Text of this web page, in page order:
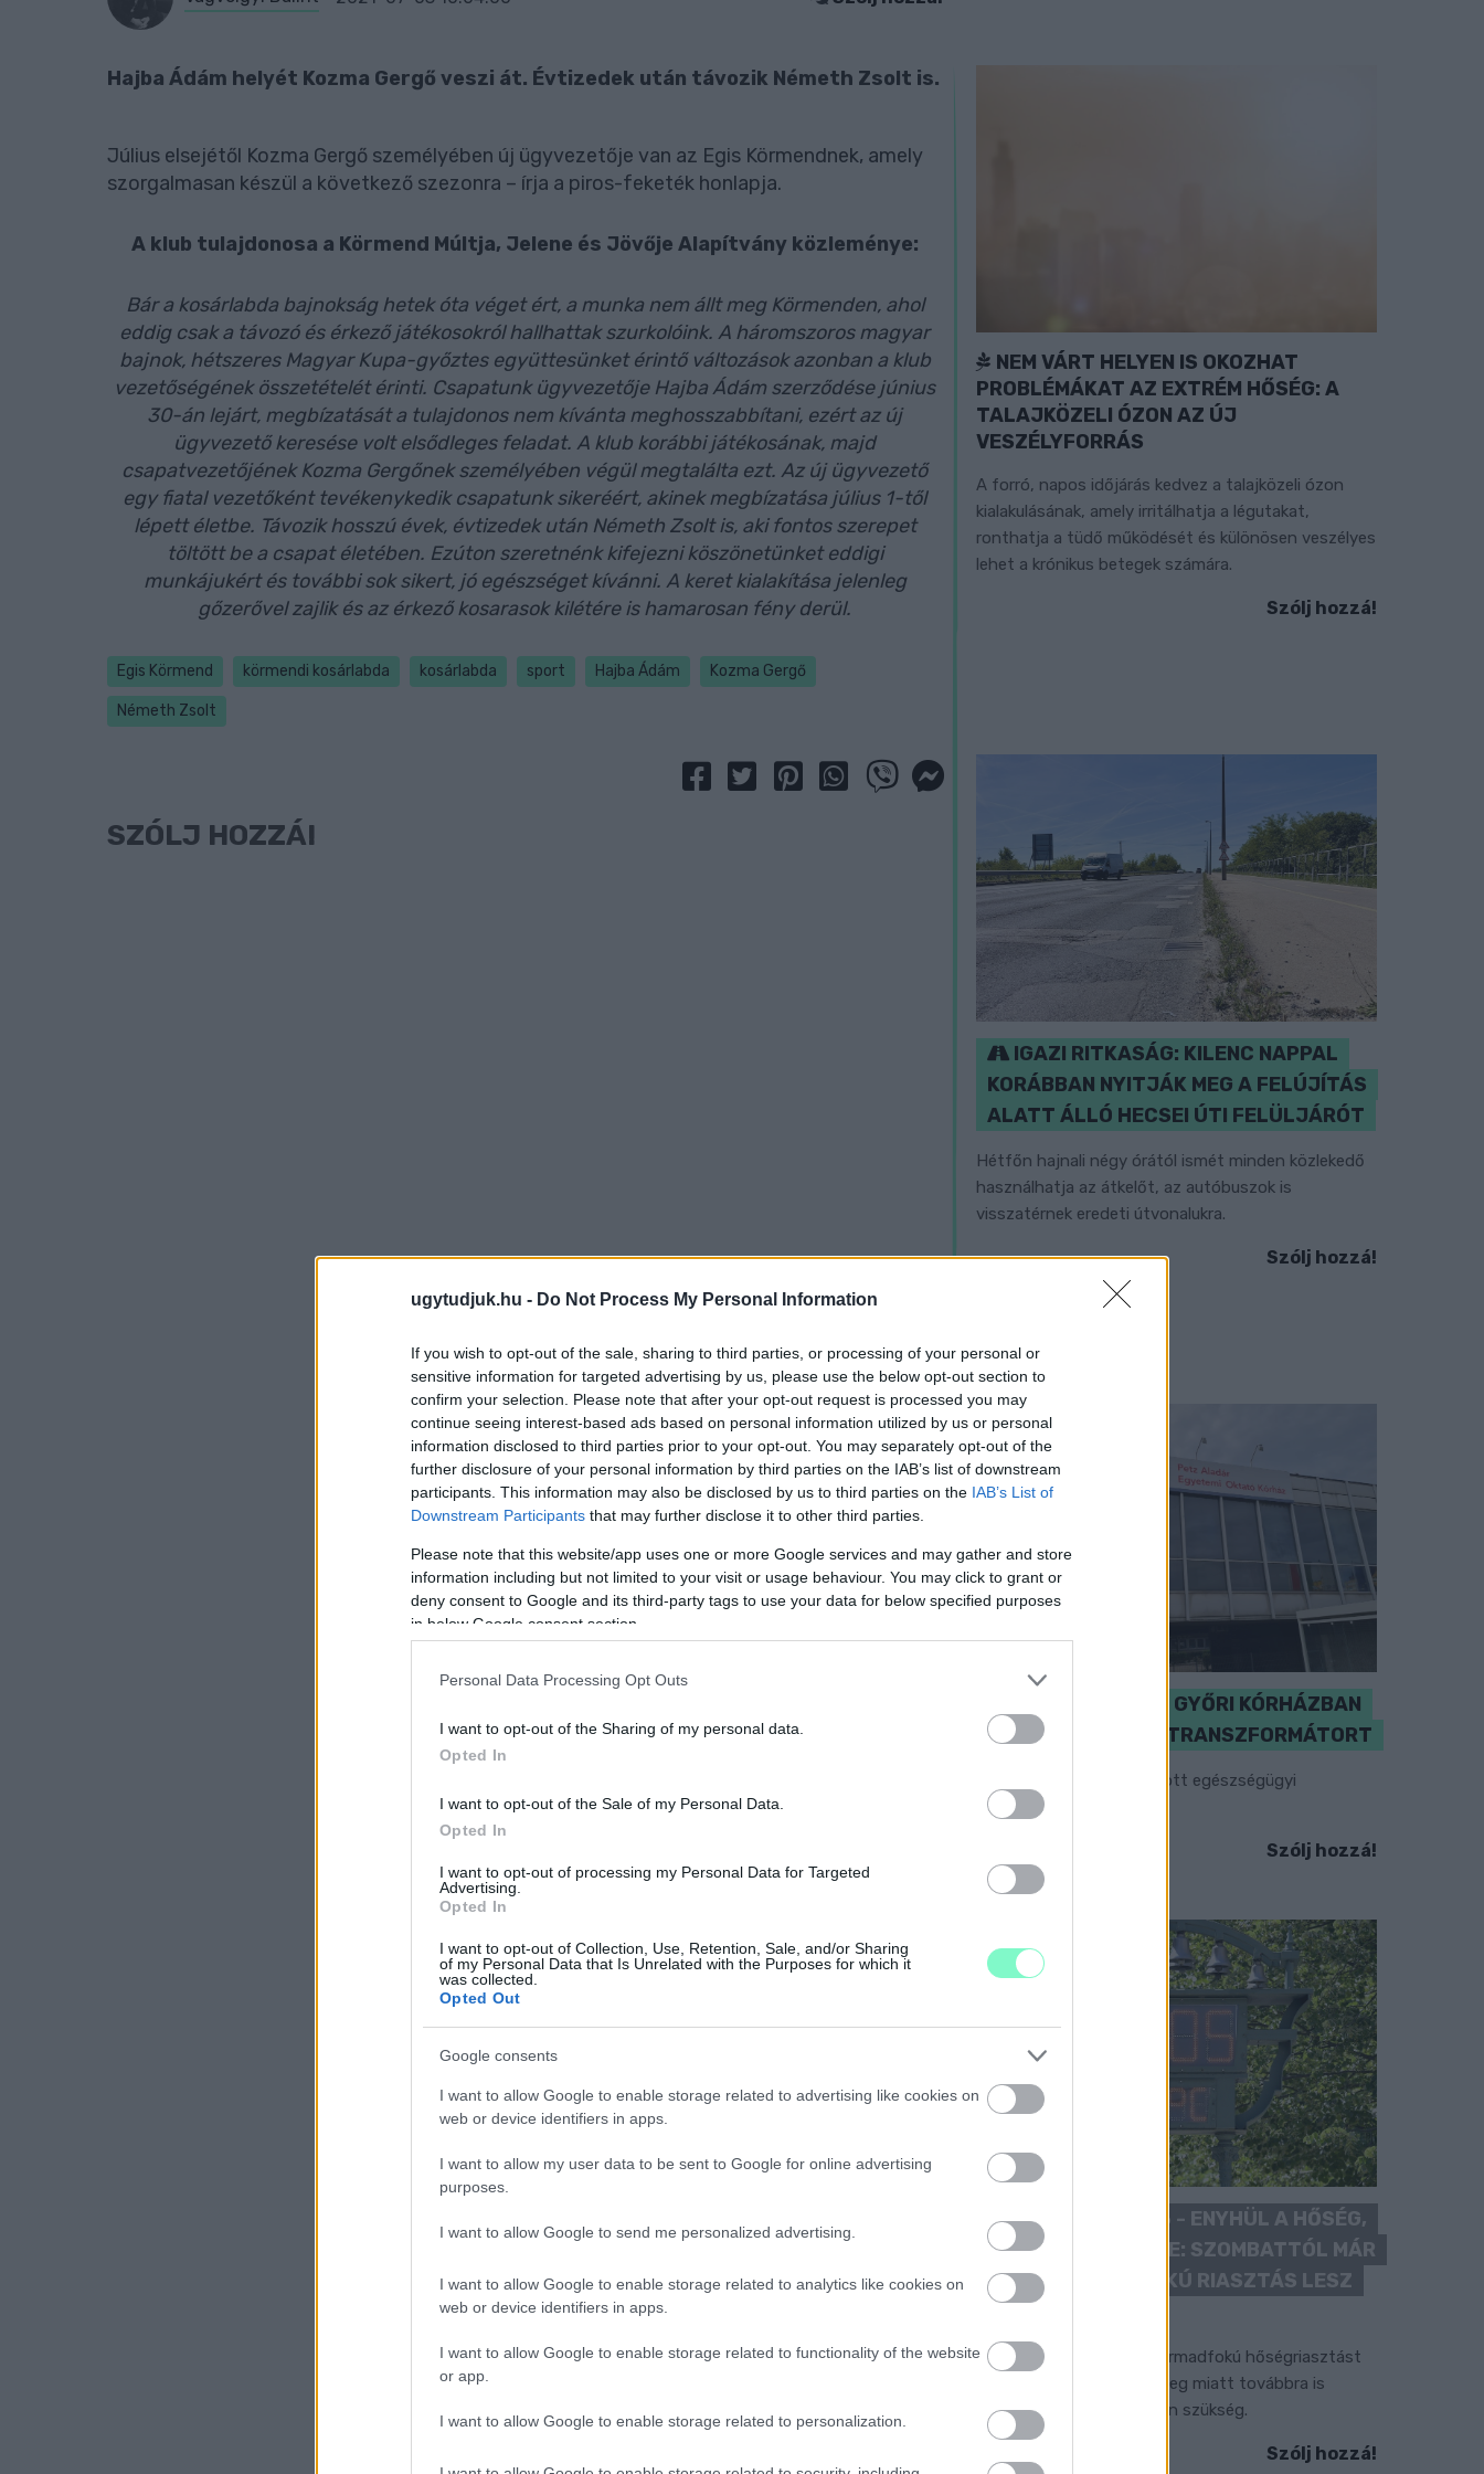
ugytudjuk.hu - Do Not Process My Personal Information
If you wish to opt-out of the sale, sharing to third parties, or processing of your personal or
sensitive information for targeted advertising by us, please use the below opt-out section to
confirm your selection. Please note that after your opt-out request is processed you may
continue seeing interest-based ads based on personal information utilized by us or personal
information disclosed to third parties prior to your opt-out. You may separately opt-out of the
further disclosure of your personal information by third parties on the IAB’s list of downstream
participants. This information may also be disclosed by us to third parties on the IAB’s List of
Downstream Participants that may further disclose it to other third parties.
Please note that this website/app uses one or more Google services and may gather and store
information including but not limited to your visit or usage behaviour. You may click to grant or
deny consent to Google and its third-party tags to use your data for below specified purposes
in below Google consent section.
Personal Data Processing Opt Outs
I want to opt-out of the Sharing of my personal data.
Opted In
I want to opt-out of the Sale of my Personal Data.
Opted In
I want to opt-out of processing my Personal Data for Targeted
Advertising.
Opted In
I want to opt-out of Collection, Use, Retention, Sale, and/or Sharing
of my Personal Data that Is Unrelated with the Purposes for which it
was collected.
Opted Out
Google consents
I want to allow Google to enable storage related to advertising like cookies on
web or device identifiers in apps.
I want to allow my user data to be sent to Google for online advertising
purposes.
I want to allow Google to send me personalized advertising.
I want to allow Google to enable storage related to analytics like cookies on
web or device identifiers in apps.
I want to allow Google to enable storage related to functionality of the website
or app.
I want to allow Google to enable storage related to personalization.
Hajba Ádám helyét Kozma Gergő veszi át. Évtizedek után távozik Németh Zsolt is.
Július elsejétől Kozma Gergő személyében új ügyvezetője van az Egis Körmendnek, amely
szorgalmasan készül a következő szezonra – írja a piros-feketék honlapja.
A klub tulajdonosa a Körmend Múltja, Jelene és Jövője Alapítvány közleménye:
Bár a kosárlabda bajnokság hetek óta véget ért, a munka nem állt meg Körmenden, ahol
eddig csak a távozó és érkező játékosokról hallhattak szurkolóink. A háromszoros magyar
bajnok, hétszeres Magyar Kupa-győztes együttesünket érintő változások azonban a klub
vezetőségének összetételét érinti. Csapatunk ügyvezetője Hajba Ádám szerződése június
30-án lejárt, megbízatását a tulajdonos nem kívánta meghosszabbítani, ezért az új
ügyvezető keresése volt elsődleges feladat. A klub korábbi játékosának, majd
csapatvezetőjének Kozma Gergőnek személyében végül megtalálta ezt. Az új ügyvezető
egy fiatal vezetőként tevékenykedik csapatunk sikeréért, akinek megbízatása július 1-től
lépett életbe. Távozik hosszú évek, évtizedek után Németh Zsolt is, aki fontos szerepet
töltött be a csapat életében. Ezúton szeretnénk kifejezni köszönetünket eddigi
munkájukért és további sok sikert, jó egészséget kívánni. A keret kialakítása jelenleg
gőzerővel zajlik és az érkező kosarasok kilétére is hamarosan fény derül.
Egis Körmend körmendi kosárlabda kosárlabda sport Hajba Ádám Kozma Gergő
Németh Zsolt
SZÓLJ HOZZÁ!
NEM VÁRT HELYEN IS OKOZHAT
PROBLÉMÁKAT AZ EXTRÉM HŐSÉG: A
TALAJKÖZELI ÓZON AZ ÚJ
VESZÉLYFORRÁS
A forró, napos időjárás kedvez a talajközeli ózon
kialakulásának, amely irritálhatja a légutakat,
ronthatja a tüdő működését és különösen veszélyes
lehet a krónikus betegek számára.
Szólj hozzá!
IGAZI RITKASÁG: KILENC NAPPAL
KORÁBBAN NYITJÁK MEG A FELÚJÍTÁS
ALATT ÁLLÓ HECSEI ÚTI FELÜLJÁRÓT
Hétfőn hajnali négy órától ismét minden közlekedő
használhatja az átkelőt, az autóbuszok is
visszatérnek eredeti útvonalukra.
Szólj hozzá!
KICSERÉLTÉK A GYŐRI KÓRHÁZBAN
MEGHIBÁSODOTT TRANSZFORMÁTORT
Megkezdték az elhalasztott egészségügyi
ellátásokat.
Szólj hozzá!
KÁNIKULA 2026 - ENYHÜL A HŐSÉG,
DE MÉG NINCS VÉGE: SZOMBATTÓL MÁR
“CSAK” MÁSODFOKÚ RIASZTÁS LESZ
A július vége óta tartó harmadfokú hőségriasztást
mérséklik, de a tartós meleg miatt továbbra is
fokozott óvatosságra van szükség.
Szólj hozzá!